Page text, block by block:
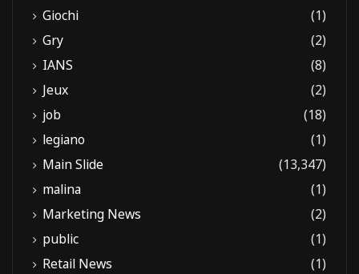
Giochi
(1)
Gry
(2)
IANS
(8)
Jeux
(2)
job
(18)
legiano
(1)
Main Slide
(13,347)
malina
(1)
Marketing News
(2)
public
(1)
Retail News
(1)